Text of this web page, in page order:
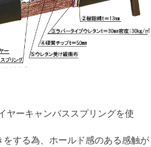
ヤーキャンバススプリングを使
する為、ホールド感のある感触が